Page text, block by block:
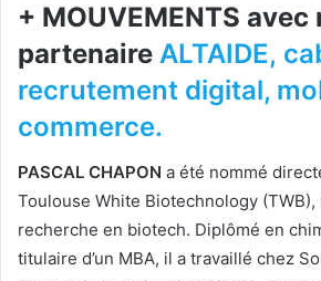
+ MOUVEMENTS avec
partenaire ALTAIDE,
recrutement digital,
commerce.
PASCAL CHAPON a été nommé
Toulouse White Biotechnology
recherche en biotech. Diplômé en
titulaire d’un MBA, il a travaillé chez